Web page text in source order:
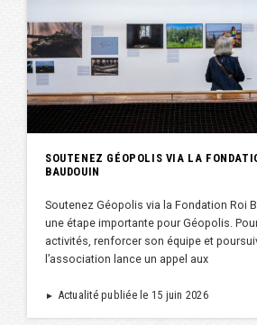
SOUTENEZ GÉOPOLIS VIA LA
BAUDOUIN
Soutenez Géopolis via la Fondation Roi
une étape importante pour Géopolis.
activités, renforcer son équipe et
l’association lance un appel aux
► Actualité publiée le 15 juin 2026